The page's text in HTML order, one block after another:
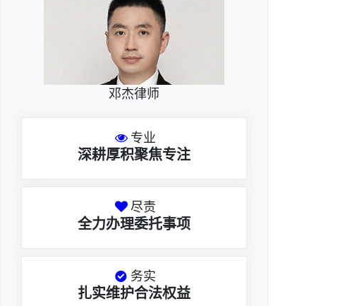
邓杰律师
专业
深耕厚积聚焦专注
尽责
全力办理委托事项
务实
扎实维护合法权益